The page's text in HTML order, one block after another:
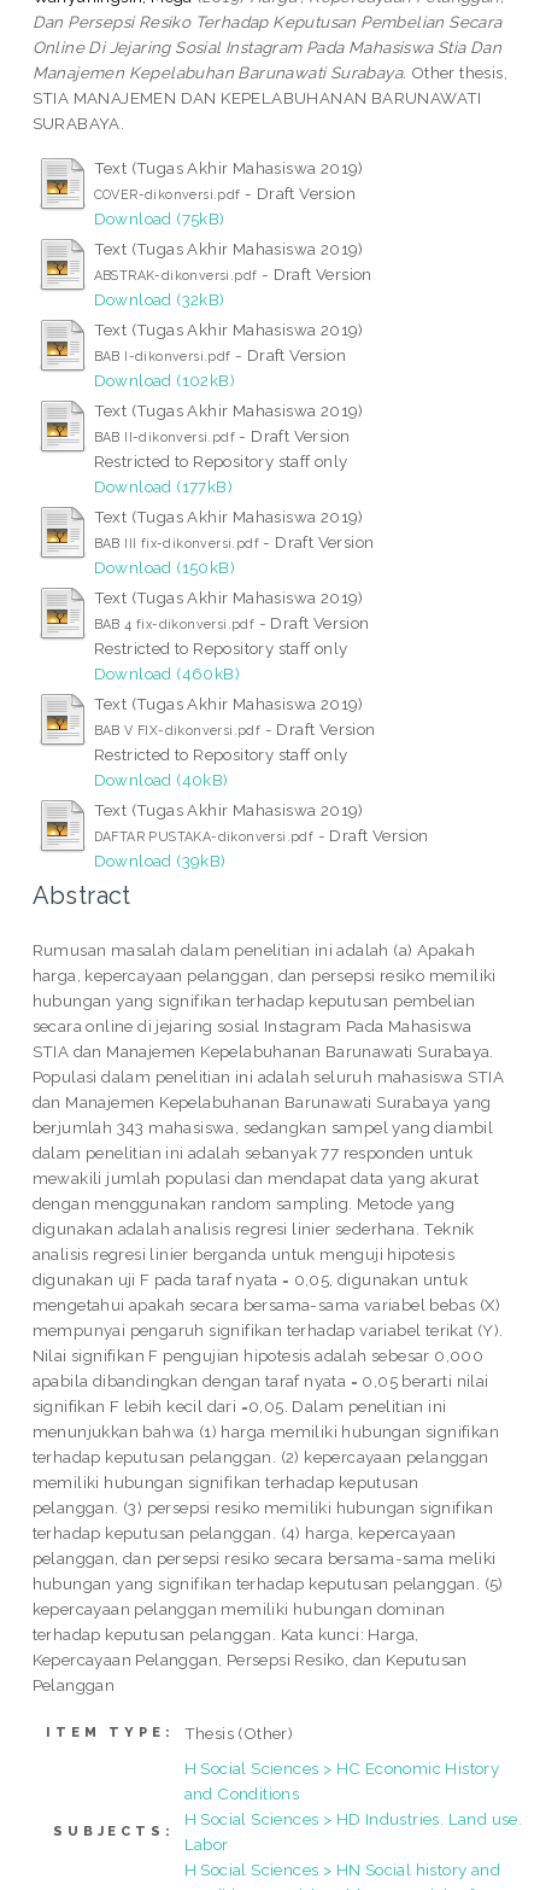
Dan Persepsi Resiko Terhadap Keputusan Pembelian Secara
Online Di Jejaring Sosial Instagram Pada Mahasiswa Stia Dan
Manajemen Kepelabuhan Barunawati Surabaya. Other thesis,
STIA MANAJEMEN DAN KEPELABUHANAN BARUNAWATI
SURABAYA.
Text (Tugas Akhir Mahasiswa 2019)
COVER-dikonversi.pdf - Draft Version
Download (75kB)
Text (Tugas Akhir Mahasiswa 2019)
ABSTRAK-dikonversi.pdf - Draft Version
Download (32kB)
Text (Tugas Akhir Mahasiswa 2019)
BAB I-dikonversi.pdf - Draft Version
Download (102kB)
Text (Tugas Akhir Mahasiswa 2019)
BAB II-dikonversi.pdf - Draft Version
Restricted to Repository staff only
Download (177kB)
Text (Tugas Akhir Mahasiswa 2019)
BAB III fix-dikonversi.pdf - Draft Version
Download (150kB)
Text (Tugas Akhir Mahasiswa 2019)
BAB 4 fix-dikonversi.pdf - Draft Version
Restricted to Repository staff only
Download (460kB)
Text (Tugas Akhir Mahasiswa 2019)
BAB V FIX-dikonversi.pdf - Draft Version
Restricted to Repository staff only
Download (40kB)
Text (Tugas Akhir Mahasiswa 2019)
DAFTAR PUSTAKA-dikonversi.pdf - Draft Version
Download (39kB)
Abstract
Rumusan masalah dalam penelitian ini adalah (a) Apakah
harga, kepercayaan pelanggan, dan persepsi resiko memiliki
hubungan yang signifikan terhadap keputusan pembelian
secara online di jejaring sosial Instagram Pada Mahasiswa
STIA dan Manajemen Kepelabuhanan Barunawati Surabaya.
Populasi dalam penelitian ini adalah seluruh mahasiswa STIA
dan Manajemen Kepelabuhanan Barunawati Surabaya yang
berjumlah 343 mahasiswa, sedangkan sampel yang diambil
dalam penelitian ini adalah sebanyak 77 responden untuk
mewakili jumlah populasi dan mendapat data yang akurat
dengan menggunakan random sampling. Metode yang
digunakan adalah analisis regresi linier sederhana. Teknik
analisis regresi linier berganda untuk menguji hipotesis
digunakan uji F pada taraf nyata = 0,05, digunakan untuk
mengetahui apakah secara bersama-sama variabel bebas (X)
mempunyai pengaruh signifikan terhadap variabel terikat (Y).
Nilai signifikan F pengujian hipotesis adalah sebesar 0,000
apabila dibandingkan dengan taraf nyata = 0,05 berarti nilai
signifikan F lebih kecil dari =0,05. Dalam penelitian ini
menunjukkan bahwa (1) harga memiliki hubungan signifikan
terhadap keputusan pelanggan. (2) kepercayaan pelanggan
memiliki hubungan signifikan terhadap keputusan
pelanggan. (3) persepsi resiko memiliki hubungan signifikan
terhadap keputusan pelanggan. (4) harga, kepercayaan
pelanggan, dan persepsi resiko secara bersama-sama meliki
hubungan yang signifikan terhadap keputusan pelanggan. (5)
kepercayaan pelanggan memiliki hubungan dominan
terhadap keputusan pelanggan. Kata kunci: Harga,
Kepercayaan Pelanggan, Persepsi Resiko, dan Keputusan
Pelanggan
ITEM TYPE: Thesis (Other)
SUBJECTS:
H Social Sciences > HC Economic History
and Conditions
H Social Sciences > HD Industries. Land use.
Labor
H Social Sciences > HN Social history and